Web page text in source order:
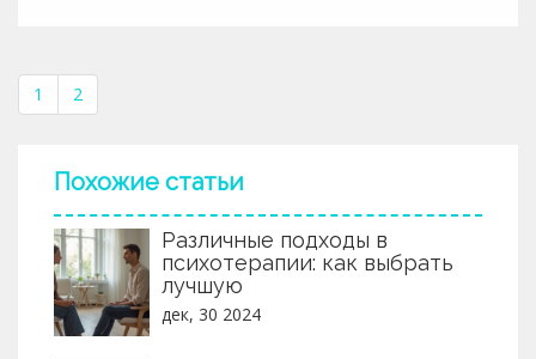
изучении психологии. Статья предназначена как для
студентов, так и для людей, интересующихся
психологией в личных целях.
1 2
Похожие статьи
Различные подходы в
психотерапии: как выбрать
лучшую
дек, 30 2024